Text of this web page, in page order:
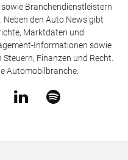
Branchendienstleistern
den Auto News gibt
Marktdaten und
Informationen sowie
Finanzen und Recht.
Automobilbranche.